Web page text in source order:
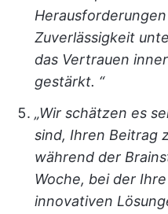
Zuverlässigkeit
das Vertrauen
gestärkt. “
„Wir schätzen es
sind, Ihren Beitrag
während der
Woche, bei der
innovativen